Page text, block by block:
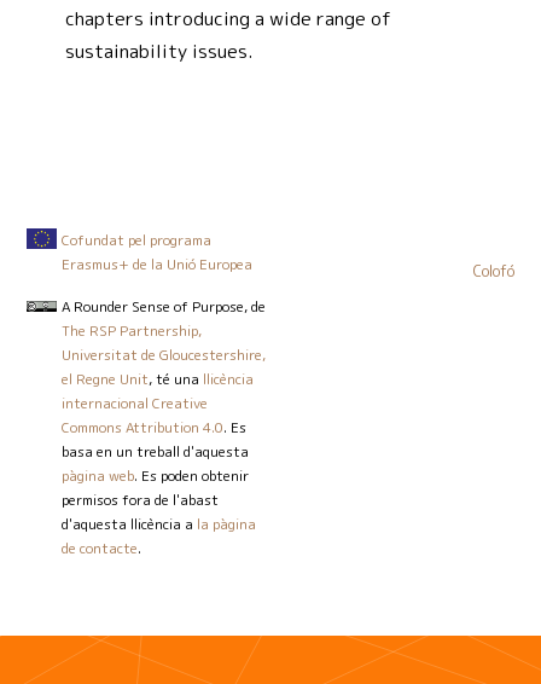
chapters introducing a wide range of
sustainability issues.
Cofundat pel programa
Erasmus+ de la Unió Europea
A Rounder Sense of Purpose, de
The RSP Partnership,
Universitat de Gloucestershire,
el Regne Unit, té una llicència
internacional Creative
Commons Attribution 4.0. Es
basa en un treball d'aquesta
pàgina web. Es poden obtenir
permisos fora de l'abast
d'aquesta llicència a la pàgina
de contacte.
Colofó